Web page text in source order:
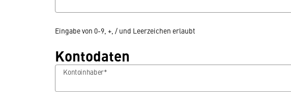
Eingabe von 0-9, +, / und Leerzeichen erlaubt
Kontodaten
Kontoinhaber*